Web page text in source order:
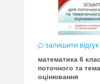
залишити відгук
математика 6
поточного та
оцінювання